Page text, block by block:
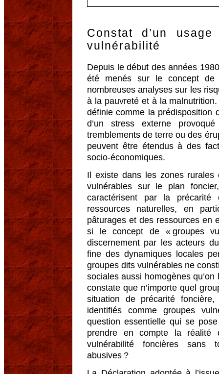
Constat d’un
vulnérabilité
Depuis le début des années
été menés sur le concept
nombreuses analyses sur les
à la pauvreté et à la
définie comme la prédisposition
d’un stress externe
tremblements de terre ou des
peuvent être étendus à des
socio-économiques.
Il existe dans les zones rurales
vulnérables sur le plan
caractérisent par la précarité
ressources naturelles, en
pâturages et des ressources en
si le concept de « groupes
discernement par les acteurs
fine des dynamiques locales
groupes dits vulnérables ne
sociales aussi homogènes
constate que n’importe quel
situation de précarité
identifiés comme groupes
question essentielle qui se
prendre en compte la réalité
vulnérabilité foncières sans
abusives ?